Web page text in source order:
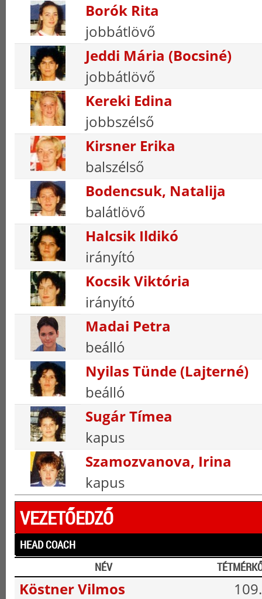
Borók Rita
jobbátlövő
Jeddi Mária (Bocsiné)
jobbátlövő
Kereki Edina
jobbszélső
Kirsner Erika
balszélső
Bodencsuk, Natalija
balátlövő
Halcsik Ildikó
irányító
Kocsik Viktória
irányító
Madai Petra
beálló
Nyilas Tünde (Lajterné)
beálló
Sugár Tímea
kapus
Szamozvanova, Irina
kapus
VEZETŐEDZŐ
HEAD COACH
NÉV
Köstner Vilmos 109.